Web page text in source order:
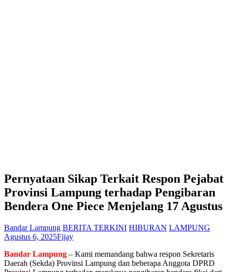
Pernyataan Sikap Terkait Respon Pejabat
Provinsi Lampung terhadap Pengibaran
Bendera One Piece Menjelang 17 Agustus
Bandar Lampung BERITA TERKINI HIBURAN LAMPUNG
Agustus 6, 2025Fijay
Bandar Lampung – Kami memandang bahwa respon Sekretaris
Daerah (Sekda) Provinsi Lampung dan beberapa Anggota DPRD